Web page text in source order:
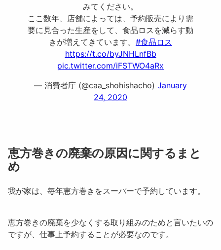
みてください。
ここ数年、店舗によっては、予約販売により需
要に見合った生産をして、食品ロスを減らす動
きが増えてきています。 #食品ロス
https://t.co/byJNHLnfBb
pic.twitter.com/iFSTWO4aRx
— 消費者庁 (@caa_shohishacho) January
24, 2020
恵方巻きの廃棄の原因に関するまと
め
我が家は、毎年恵方巻きをスーパーで予約しています。
恵方巻きの廃棄を少なくする取り組みのためと言いたいの
ですが、仕事上予約することが必要なのです。